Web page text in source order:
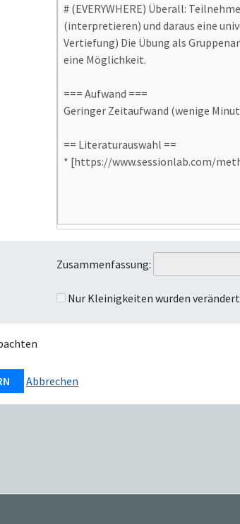
Zusammenfassung:
Nur Kleinigkeiten wurden verändert
Abbrechen